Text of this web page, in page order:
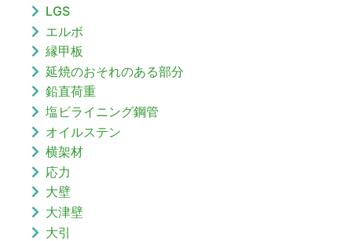
LGS
エルボ
縁甲板
延焼のおそれのある部分
鉛直荷重
塩ビライニング鋼管
オイルステン
横架材
応力
大壁
大津壁
大引